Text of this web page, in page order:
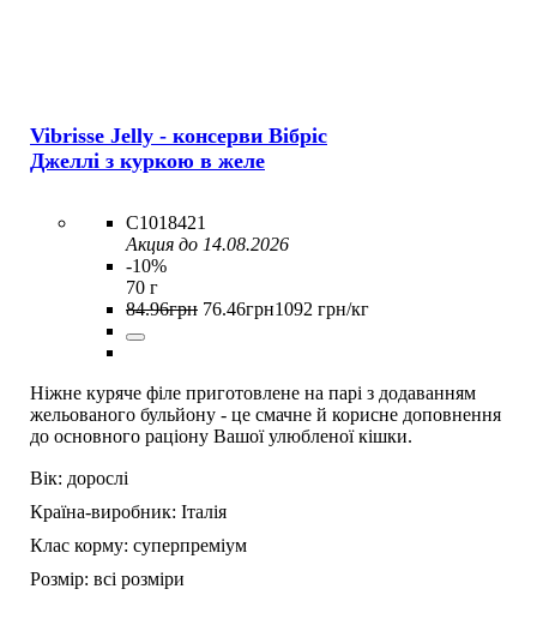
Vibrisse Jelly - консерви Вібріс
Джеллі з куркою в желе
C1018421
Акция до 14.08.2026
-10%
70 г
84.96грн 76.46грн1092 грн/кг
Ніжне куряче філе приготовлене на парі з додаванням
жельованого бульйону - це смачне й корисне доповнення
до основного раціону Вашої улюбленої кішки.
Вік: дорослі
Країна-виробник: Італія
Клас корму: суперпреміум
Розмір: всі розміри